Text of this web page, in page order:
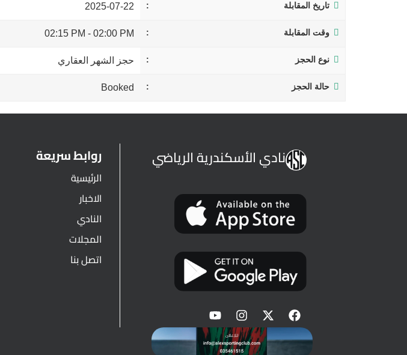
تاريخ المقابلة 2025-07-22
وقت المقابلة 02:00 PM
-
02:15 PM
نوع الحجز حجز الشهر العقاري
حالة الحجز Booked
نادي الأسكندرية الرياضي روابط سريعة
الرئيسية
الاخبار
النادي
المجلات
اتصل بنا